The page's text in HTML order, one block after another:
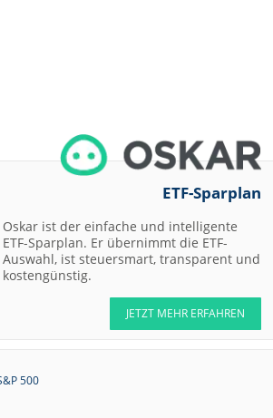
ETF-Sparplan
Oskar ist der einfache und intelligente
ETF-Sparplan. Er übernimmt die ETF-
Auswahl, ist steuersmart, transparent und
kostengünstig.
JETZT MEHR ERFAHREN
500